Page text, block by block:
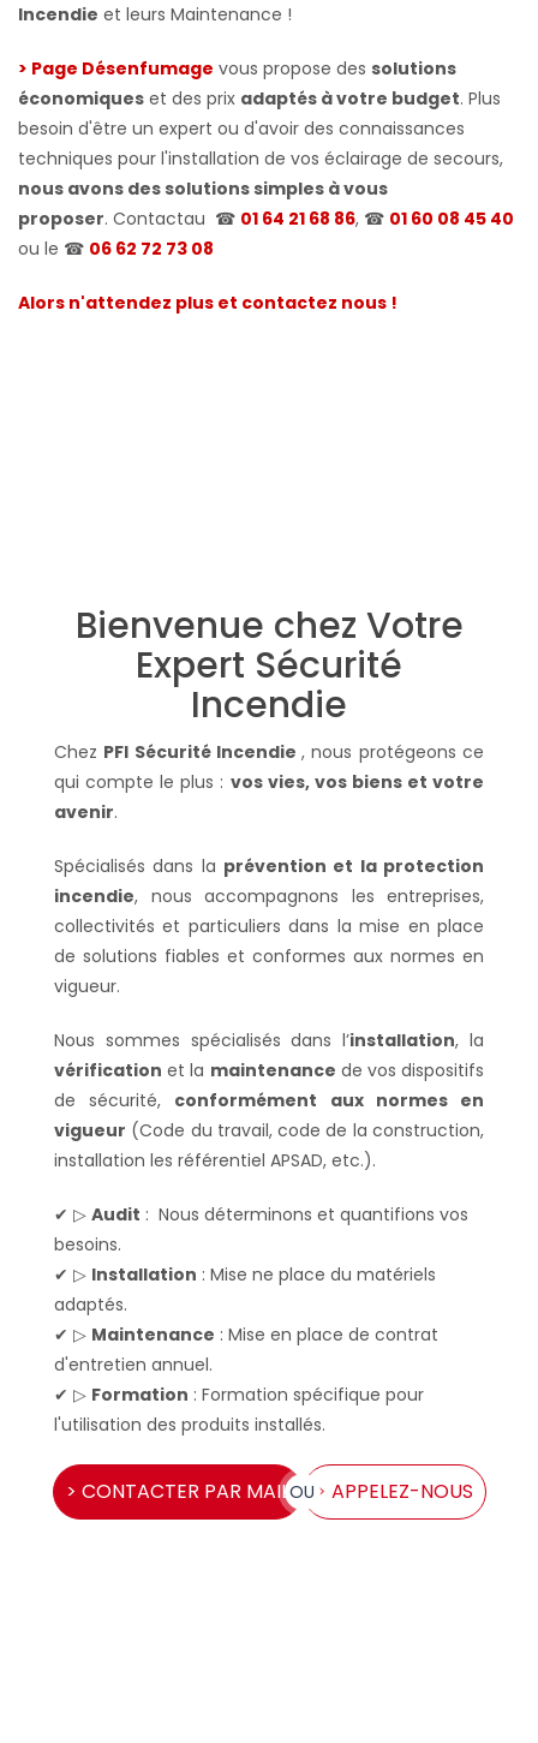
Incendie et leurs Maintenance !
> Page Désenfumage vous propose des solutions
économiques et des prix adaptés à votre budget. Plus
besoin d'être un expert ou d'avoir des connaissances
techniques pour l'installation de vos éclairage de secours,
nous avons des solutions simples à vous
proposer. Contactau ☎ 01 64 21 68 86, ☎ 01 60 08 45 40
ou le ☎ 06 62 72 73 08
Alors n'attendez plus et contactez nous !
Bienvenue chez Votre
Expert Sécurité
Incendie
Chez PFI Sécurité Incendie, nous protégeons ce
qui compte le plus : vos vies, vos biens et votre
avenir.
Spécialisés dans la prévention et la protection
incendie, nous accompagnons les entreprises,
collectivités et particuliers dans la mise en place
de solutions fiables et conformes aux normes en
vigueur.
Nous sommes spécialisés dans l’installation, la
vérification et la maintenance de vos dispositifs
de sécurité, conformément aux normes en
vigueur (Code du travail, code de la construction,
installation les référentiel APSAD, etc.).
✔ ▷ Audit : Nous déterminons et quantifions vos
besoins.
✔ ▷ Installation : Mise ne place du matériels
adaptés.
✔ ▷ Maintenance : Mise en place de contrat
d'entretien annuel.
✔ ▷ Formation : Formation spécifique pour
l'utilisation des produits installés.
> CONTACTER PAR MAILOU > APPELEZ-NOUS